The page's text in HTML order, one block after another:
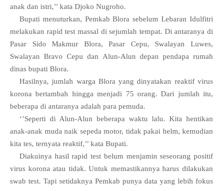
anak dan istri,’’ kata Djoko Nugroho.
Bupati menuturkan, Pemkab Blora sebelum Lebaran Idulfitri
melakukan rapid test massal di sejumlah tempat. Di antaranya di
Pasar Sido Makmur Blora, Pasar Cepu, Swalayan Luwes,
Swalayan Bravo Cepu dan Alun-Alun depan pendapa rumah
dinas bupati Blora.
Hasilnya, jumlah warga Blora yang dinyatakan reaktif virus
korona bertambah hingga menjadi 75 orang. Dari jumlah itu,
beberapa di antaranya adalah para pemuda.
‘’Seperti di Alun-Alun beberapa waktu lalu. Kita hentikan
anak-anak muda naik sepeda motor, tidak pakai helm, kemudian
kita tes, ternyata reaktif,’’ kata Bupati.
Diakuinya hasil rapid test belum menjamin seseorang positif
virus korona atau tidak. Untuk memastikannya harus dilakukan
swab test. Tapi setidaknya Pemkab punya data yang lebih fokus